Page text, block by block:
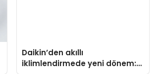
Daikin’den akıllı
iklimlendirmede yeni dönem: